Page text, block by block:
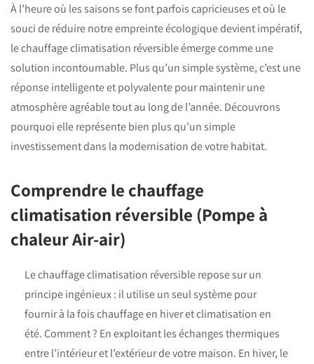
À l’heure où les saisons se font parfois capricieuses et où le
souci de réduire notre empreinte écologique devient impératif,
le chauffage climatisation réversible émerge comme une
solution incontournable. Plus qu’un simple système, c’est une
réponse intelligente et polyvalente pour maintenir une
atmosphère agréable tout au long de l’année. Découvrons
pourquoi elle représente bien plus qu’un simple
investissement dans la modernisation de votre habitat.
Comprendre le chauffage
climatisation réversible (Pompe à
chaleur Air-air)
Le chauffage climatisation réversible repose sur un
principe ingénieux : il utilise un seul système pour
fournir à la fois chauffage en hiver et climatisation en
été. Comment ? En exploitant les échanges thermiques
entre l’intérieur et l’extérieur de votre maison. En hiver, le